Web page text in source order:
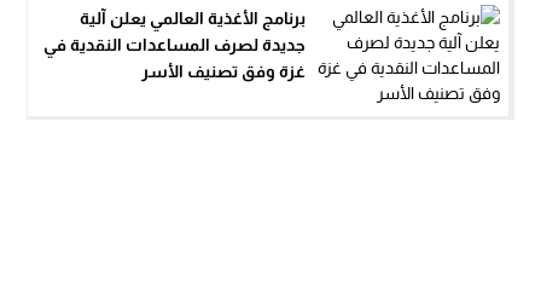
برنامج الأغذية العالمي يعلن آلية
جديدة لصرف المساعدات النقدية في
غزة وفق تصنيف الأسر